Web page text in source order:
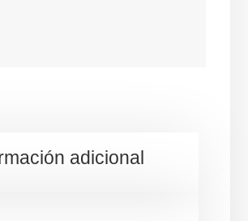
adicional